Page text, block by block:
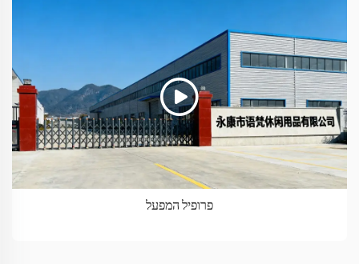
פרופיל המפעל